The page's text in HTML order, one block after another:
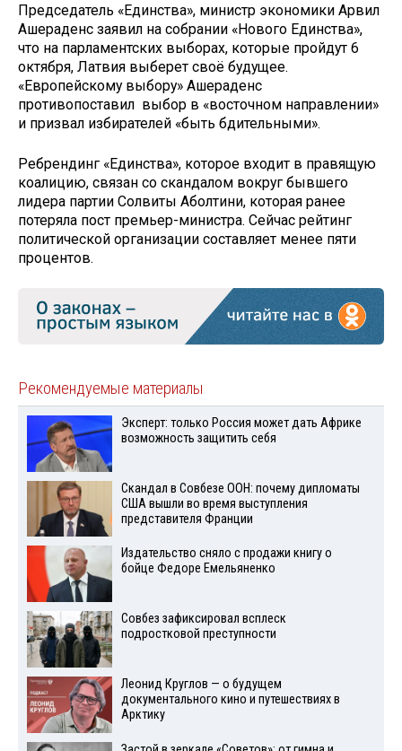
Председатель «Единства», министр экономики Арвил
Ашераденс заявил на собрании «Нового Единства»,
что на парламентских выборах, которые пройдут 6
октября, Латвия выберет своё будущее.
«Европейскому выбору» Ашераденс
противопоставил выбор в «восточном направлении»
и призвал избирателей «быть бдительными».
Ребрендинг «Единства», которое входит в правящую
коалицию, связан со скандалом вокруг бывшего
лидера партии Солвиты Аболтини, которая ранее
потеряла пост премьер-министра. Сейчас рейтинг
политической организации составляет менее пяти
процентов.
Рекомендуемые материалы
Эксперт: только Россия может дать Африке
возможность защитить себя
Скандал в Совбезе ООН: почему дипломаты
США вышли во время выступления
представителя Франции
Издательство сняло с продажи книгу о
бойце Федоре Емельяненко
Совбез зафиксировал всплеск
подростковой преступности
Леонид Круглов — о будущем
документального кино и путешествиях в
Арктику